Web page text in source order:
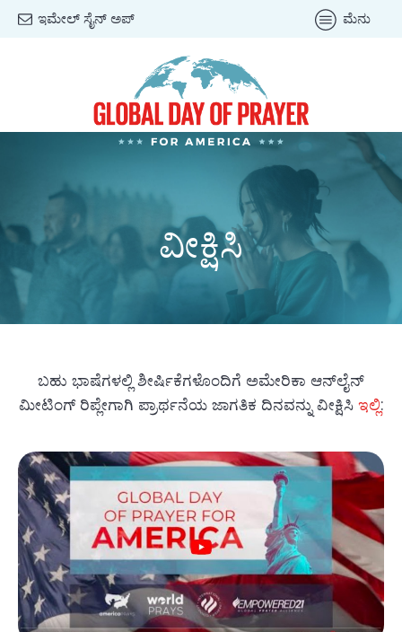
ಇಮೇಲ್ ಸೈನ್ ಅಪ್ ಮೆನು
ವೀಕ್ಷಿಸಿ
ಬಹು ಭಾಷೆಗಳಲ್ಲಿ ಶೀರ್ಷಿಕೆಗಳೊಂದಿಗೆ ಅಮೇರಿಕಾ ಆನ್‌ಲೈನ್
ಮೀಟಿಂಗ್ ರಿಪ್ಲೇಗಾಗಿ ಪ್ರಾರ್ಥನೆಯ ಜಾಗತಿಕ ದಿನವನ್ನು ವೀಕ್ಷಿಸಿ ಇಲ್ಲಿ: